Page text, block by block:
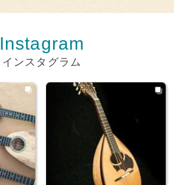
Instagram
インスタグラム